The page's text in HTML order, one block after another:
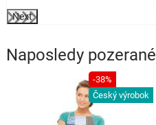
Next
Naposledy pozerané
-38%
Český výrobok